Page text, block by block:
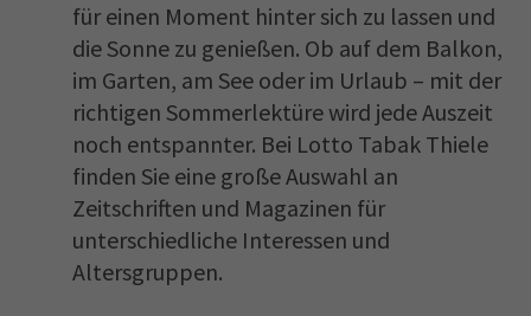
für einen Moment hinter sich zu lassen und
die Sonne zu genießen. Ob auf dem Balkon,
im Garten, am See oder im Urlaub – mit der
richtigen Sommerlektüre wird jede Auszeit
noch entspannter. Bei Lotto Tabak Thiele
finden Sie eine große Auswahl an
Zeitschriften und Magazinen für
unterschiedliche Interessen und
Altersgruppen.